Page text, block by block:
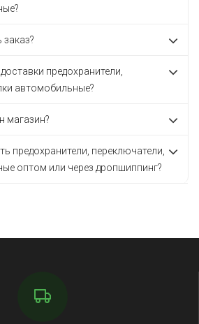
предохранители,
автомобильные?
магазин?
предохранители, переключатели,
оптом или через дропшиппинг?